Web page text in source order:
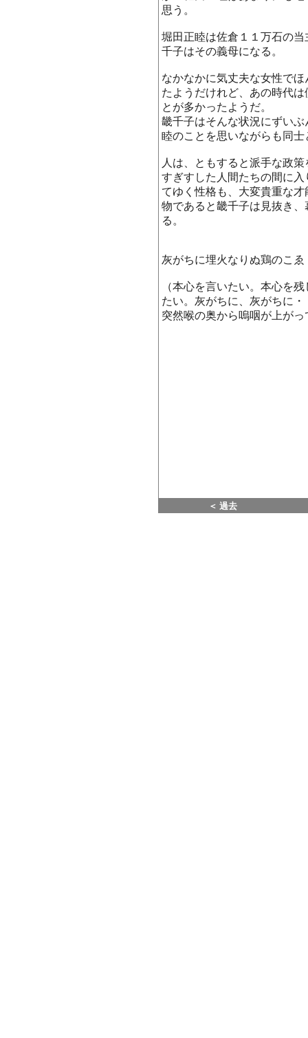
思う。
堀田正睦は佐倉１１万石の
千子はその義母になる。
なかなかに気丈夫な女性で
たようだけれど、あの時代
とが多かったようだ。
畿千子はそんな状況にずい
睦のことを思いながらも同
人は、ともすると派手な政
すぎすした人間たちの間に
てゆく性格も、大変貴重な
物であると畿千子は見抜き
る。
灰がちに埋火なりぬ鶏のこゑ
（本心を言いたい。本心を
たい。灰がちに、灰がちに
突然喉の奥から嗚咽が上がっ
＜ 過去